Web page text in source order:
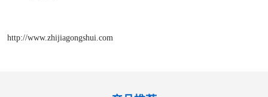
http://www.zhijiagongshui.com